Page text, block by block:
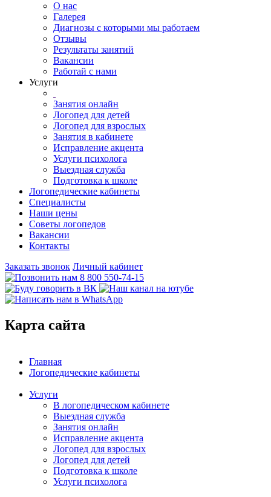
О нас
Галерея
Диагнозы с которыми мы работаем
Отзывы
Результаты занятий
Вакансии
Работай с нами
Услуги
Занятия онлайн
Логопед для детей
Логопед для взрослых
Занятия в кабинете
Исправление акцента
Услуги психолога
Выездная служба
Подготовка к школе
Логопедические кабинеты
Специалисты
Наши цены
Советы логопедов
Вакансии
Контакты
Заказать звонок Личный кабинет
8 800 550-74-15
Карта сайта
Главная
Логопедические кабинеты
Услуги
В логопедическом кабинете
Выездная служба
Занятия онлайн
Исправление акцента
Логопед для взрослых
Логопед для детей
Подготовка к школе
Услуги психолога